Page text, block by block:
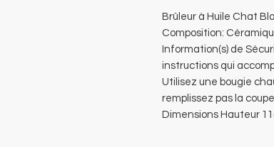
Brûleur à Huile Chat
Composition:
Information(s) de
instructions qui
Utilisez une bougie
remplissez pas la
Dimensions Hauteur